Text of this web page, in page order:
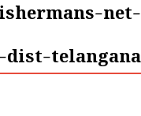
telangana-